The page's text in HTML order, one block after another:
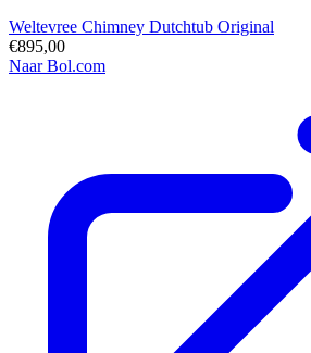
Weltevree Chimney Dutchtub Original
€895,00
Naar Bol.com